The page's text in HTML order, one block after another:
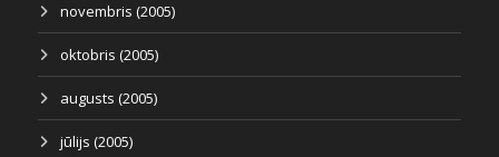
novembris (2005)
oktobris (2005)
augusts (2005)
jūlijs (2005)